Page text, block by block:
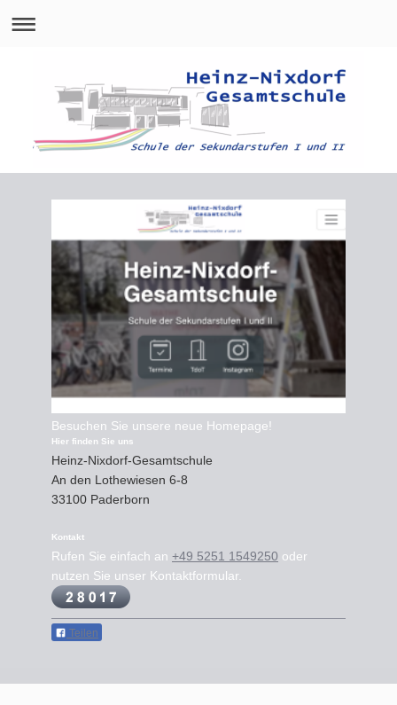
Besuchen Sie unsere neue Homepage!
Hier finden Sie uns
Heinz-Nixdorf-Gesamtschule
An den Lothewiesen 6-8
33100 Paderborn
Kontakt
Rufen Sie einfach an +49 5251 1549250 oder
nutzen Sie unser Kontaktformular.
Teilen